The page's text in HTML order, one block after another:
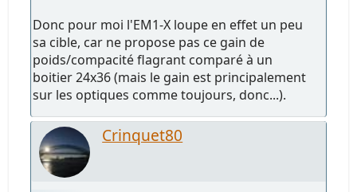
Donc pour moi l'EM1-X loupe en effet un peu
sa cible, car ne propose pas ce gain de
poids/compacité flagrant comparé à un
boitier 24x36 (mais le gain est principalement
sur les optiques comme toujours, donc...).
Crinquet80